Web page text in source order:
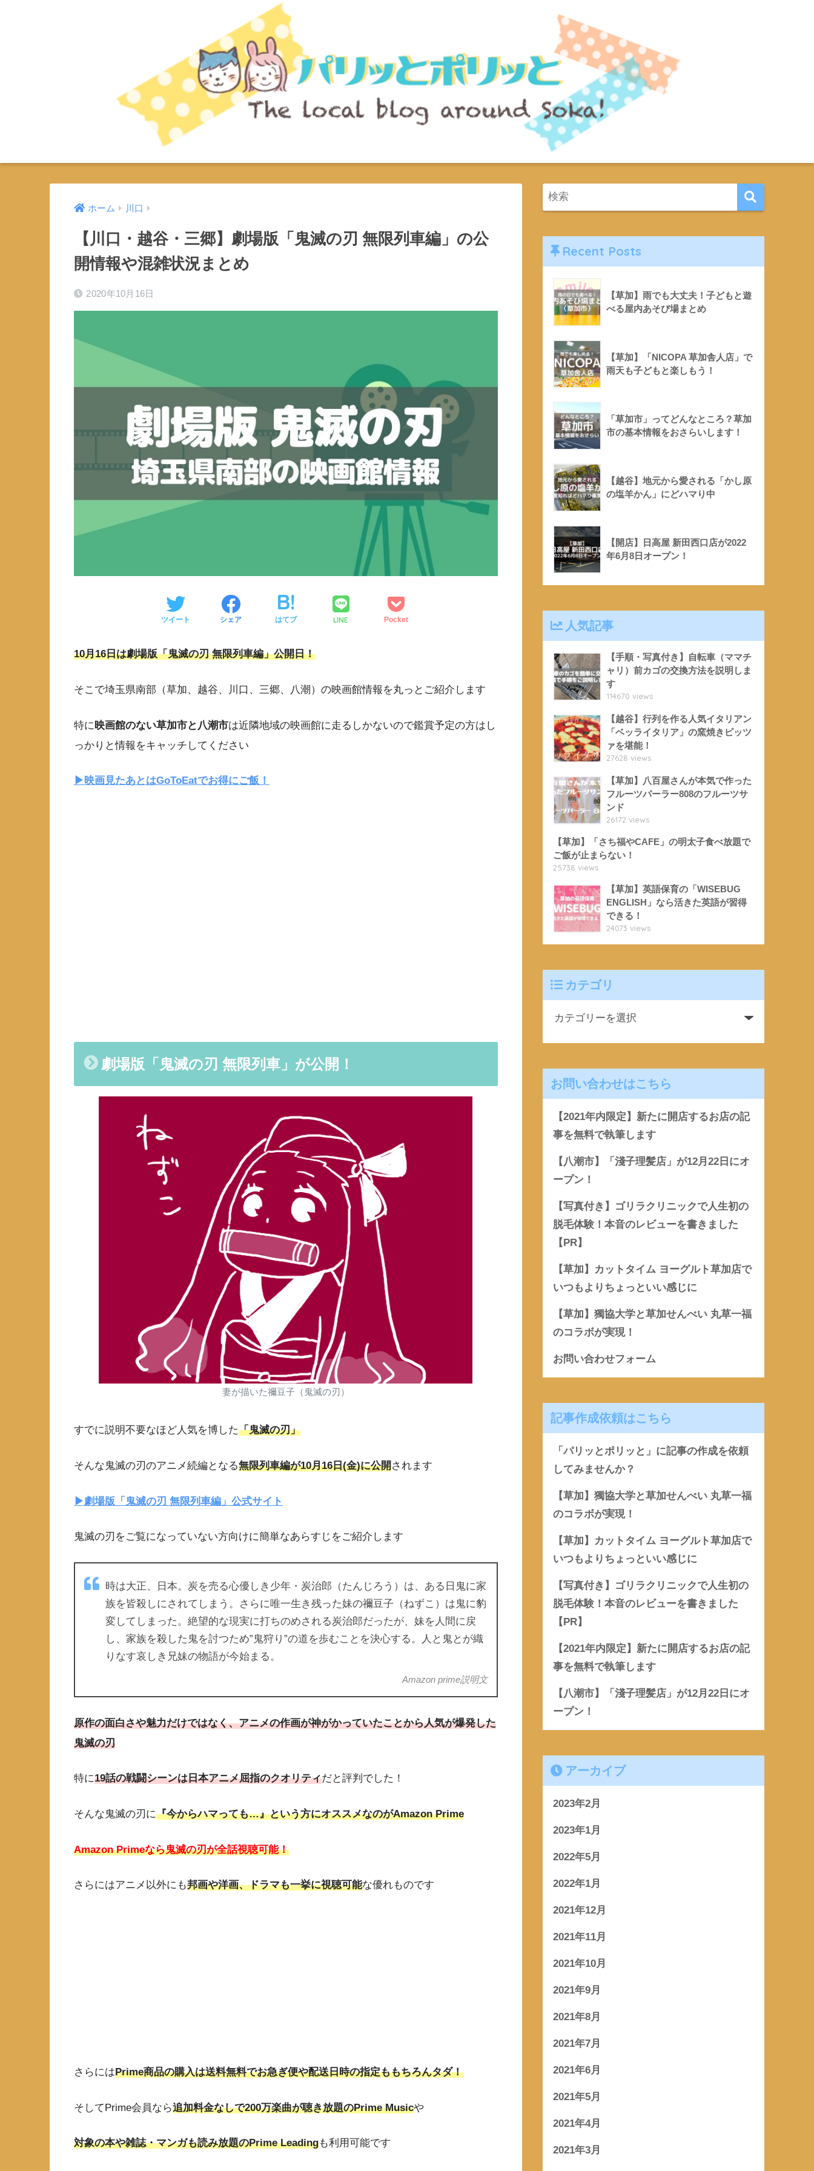
ホーム 川口
【川口・越谷・三郷】劇場版「鬼滅の刃 無限列車編」の公
開情報や混雑状況まとめ
2020年10月16日
ツイート シェア はてブ LINE Pocket
10月16日は劇場版「鬼滅の刃 無限列車編」公開日！
そこで埼玉県南部（草加、越谷、川口、三郷、八潮）の映画館情報を丸っとご紹介します
特に 映画館のない草加市と八潮市は近隣地域の映画館に走るしかないので鑑賞予定の方はし
っかりと情報をキャッチしてください
▶︎映画見たあとはGoToEatでお得にご飯！
劇場版「鬼滅の刃 無限列車」が公開！
妻が描いた禰豆子（鬼滅の刃）
すでに説明不要なほど人気を博した「鬼滅の刃」
そんな鬼滅の刃のアニメ続編となる無限列車編が10月16日(金)に公開されます
▶︎劇場版「鬼滅の刃 無限列車編」公式サイト
鬼滅の刃をご覧になっていない方向けに簡単なあらすじをご紹介します
時は大正、日本。炭を売る心優しき少年・炭治郎（たんじろう）は、ある日鬼に家
族を皆殺しにされてしまう。さらに唯一生き残った妹の禰豆子（ねずこ）は鬼に豹
変してしまった。絶望的な現実に打ちのめされる炭治郎だったが、妹を人間に戻
し、家族を殺した鬼を討つため”鬼狩り”の道を歩むことを決心する。人と鬼とが織
りなす哀しき兄妹の物語が今始まる。
Amazon prime説明文
原作の面白さや魅力だけではなく、アニメの作画が神がかっていたことから人気が爆発した
鬼滅の刃
特に19話の戦闘シーンは日本アニメ屈指のクオリティだと評判でした！
そんな鬼滅の刃に『今からハマっても…』という方にオススメなのがAmazon Prime
Amazon Primeなら鬼滅の刃が全話視聴可能！
さらにはアニメ以外にも邦画や洋画、ドラマも一挙に視聴可能な優れものです
さらにはPrime商品の購入は送料無料でお急ぎ便や配送日時の指定ももちろんタダ！
そしてPrime会員なら追加料金なしで200万楽曲が聴き放題のPrime Musicや
対象の本や雑誌・マンガも読み放題のPrime Leadingも利用可能です
Recent Posts
【草加】雨でも大丈夫！子どもと遊
べる屋内あそび場まとめ
【草加】「NICOPA 草加舎人店」で
雨天も子どもと楽しもう！
「草加市」ってどんなところ？草加
市の基本情報をおさらいします！
【越谷】地元から愛される「かし原
の塩羊かん」にどハマり中
【開店】日高屋 新田西口店が2022
年6月8日オープン！
人気記事
【手順・写真付き】自転車（ママチ
ャリ）前カゴの交換方法を説明しま
す
114670 views
【越谷】行列を作る人気イタリアン
「ベッライタリア」の窯焼きピッツ
ァを堪能！
27628 views
【草加】八百屋さんが本気で作った
フルーツパーラー808のフルーツサ
ンド
26172 views
【草加】「さち福やCAFE」の明太子食べ放題で
ご飯が止まらない！
25738 views
【草加】英語保育の「WISEBUG
ENGLISH」なら活きた英語が習得
できる！
24073 views
カテゴリ
お問い合わせはこちら
【2021年内限定】新たに開店するお店の記
事を無料で執筆します
【八潮市】「淺子理髪店」が12月22日にオ
ープン！
【写真付き】ゴリラクリニックで人生初の
脱毛体験！本音のレビューを書きました
【PR】
【草加】カットタイム ヨーグルト草加店で
いつもよりちょっといい感じに
【草加】獨協大学と草加せんべい 丸草一福
のコラボが実現！
お問い合わせフォーム
記事作成依頼はこちら
「パリッとポリッと」に記事の作成を依頼
してみませんか？
【草加】獨協大学と草加せんべい 丸草一福
のコラボが実現！
【草加】カットタイム ヨーグルト草加店で
いつもよりちょっといい感じに
【写真付き】ゴリラクリニックで人生初の
脱毛体験！本音のレビューを書きました
【PR】
【2021年内限定】新たに開店するお店の記
事を無料で執筆します
【八潮市】「淺子理髪店」が12月22日にオ
ープン！
アーカイブ
2023年2月
2023年1月
2022年5月
2022年1月
2021年12月
2021年11月
2021年10月
2021年9月
2021年8月
2021年7月
2021年6月
2021年5月
2021年4月
2021年3月